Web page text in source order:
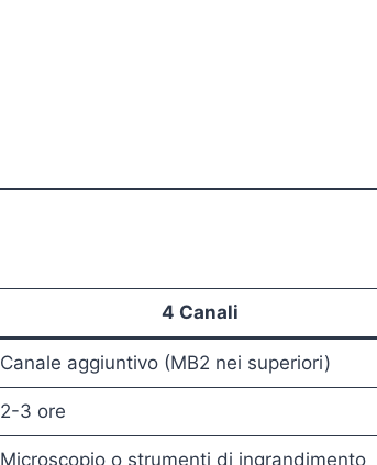
4 Canali
Canale aggiuntivo (MB2 nei superiori)
2-3 ore
Microscopio o strumenti di ingrandimento